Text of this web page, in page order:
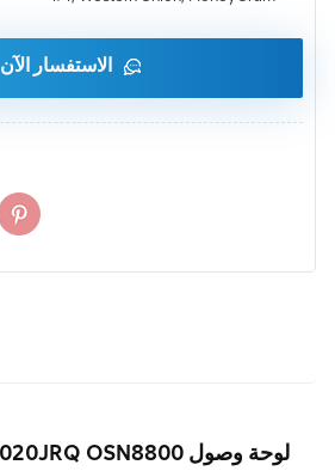
الاستفسار الآن